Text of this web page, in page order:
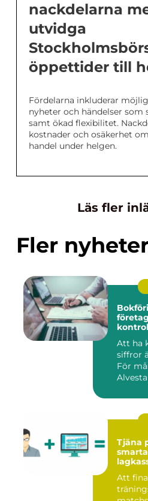
nackdelarna
utvidga
öppettider till
Fördelarna inkluderar
nyheter och händelser som
samt ökad flexibilitet.
kostnader och osäkerhet
handel under helgen.
Läs fler
Fler
Bokföring
Att ha
siffror
För
Tjäna
Att